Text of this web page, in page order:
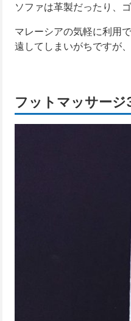
ソファは革製だったり、
マレーシアの気軽に利用
遠してしまいがちですが
フットマッサー